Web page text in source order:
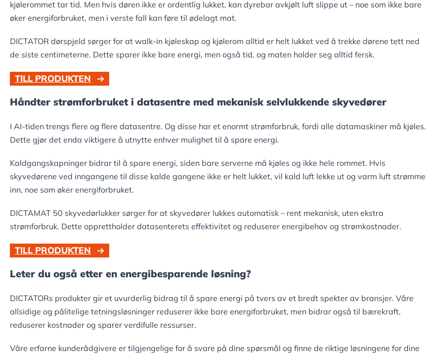
kjølerommet tar tid. Men hvis døren ikke er ordentlig lukket, kan dyrebar avkjølt luft slippe ut – noe som ikke bare
øker energiforbruket, men i verste fall kan føre til ødelagt mat.
DICTATOR dørspjeld sørger for at walk-in kjøleskap og kjølerom alltid er helt lukket ved å trekke dørene tett ned
de siste centimeterne. Dette sparer ikke bare energi, men også tid, og maten holder seg alltid fersk.
TILL PRODUKTEN
Håndter strømforbruket i datasentre med mekanisk selvlukkende skyvedører
I AI-tiden trengs flere og flere datasentre. Og disse har et enormt strømforbruk, fordi alle datamaskiner må kjøles.
Dette gjør det enda viktigere å utnytte enhver mulighet til å spare energi.
Kaldgangskapninger bidrar til å spare energi, siden bare serverne må kjøles og ikke hele rommet. Hvis
skyvedørene ved inngangene til disse kalde gangene ikke er helt lukket, vil kald luft lekke ut og varm luft strømme
inn, noe som øker energiforbruket.
DICTAMAT 50 skyvedørlukker sørger for at skyvedører lukkes automatisk – rent mekanisk, uten ekstra
strømforbruk. Dette opprettholder datasenterets effektivitet og reduserer energibehov og strømkostnader.
TILL PRODUKTEN
Leter du også etter en energibesparende løsning?
DICTATORs produkter gir et uvurderlig bidrag til å spare energi på tvers av et bredt spekter av bransjer. Våre
allsidige og pålitelige tetningsløsninger reduserer ikke bare energiforbruket, men bidrar også til bærekraft,
reduserer kostnader og sparer verdifulle ressurser.
Våre erfarne kunderådgivere er tilgjengelige for å svare på dine spørsmål og finne de riktige løsningene for dine